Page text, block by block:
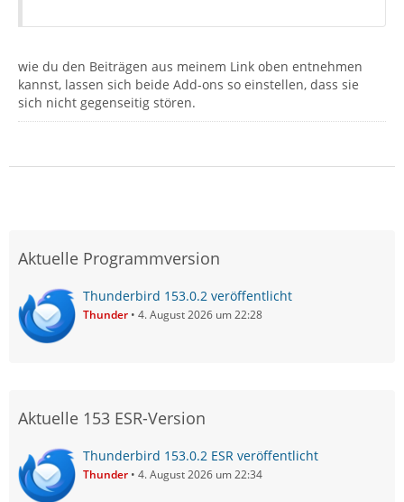
wie du den Beiträgen aus meinem Link oben entnehmen
kannst, lassen sich beide Add-ons so einstellen, dass sie
sich nicht gegenseitig stören.
Aktuelle Programmversion
Thunderbird 153.0.2 veröffentlicht
Thunder 4. August 2026 um 22:28
Aktuelle 153 ESR-Version
Thunderbird 153.0.2 ESR veröffentlicht
Thunder 4. August 2026 um 22:34